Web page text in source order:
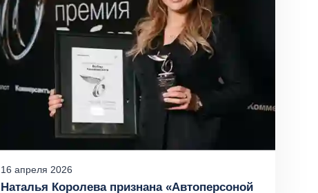
16 апреля 2026
Наталья Королева признана «Автоперсоной